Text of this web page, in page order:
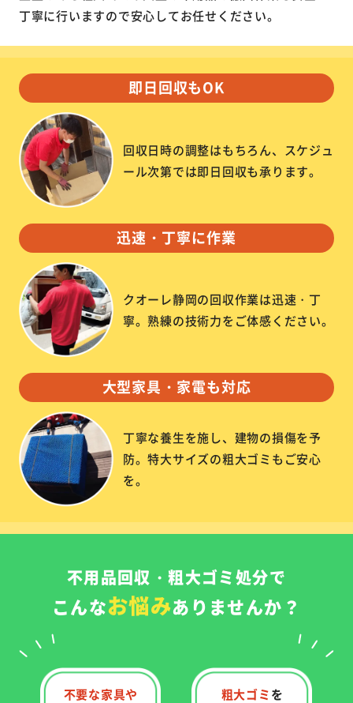
丁寧に行いますので安心してお任せください。
即日回収もOK
回収日時の調整はもちろん、スケジュ
ール次第では即日回収も承ります。
迅速・丁寧に作業
クオーレ静岡の回収作業は迅速・丁
寧。熟練の技術力をご体感ください。
大型家具・家電も対応
丁寧な養生を施し、建物の損傷を予
防。特大サイズの粗大ゴミもご安心
を。
不用品回収・粗大ゴミ処分で
こんなお悩みありませんか？
不要な家具や
粗大ゴミを